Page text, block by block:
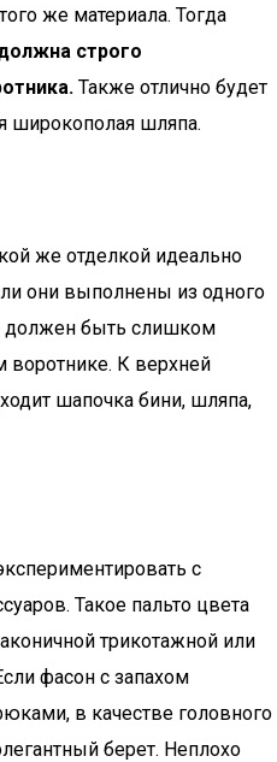
же материала. Тогда
строго
Также отлично будет
широкополая шляпа.
же отделкой идеально
они выполнены из одного
должен быть слишком
К верхней
шапочка бини, шляпа,
с
Такое пальто цвета
трикотажной или
фасон с запахом
в качестве головного
берет. Неплохо